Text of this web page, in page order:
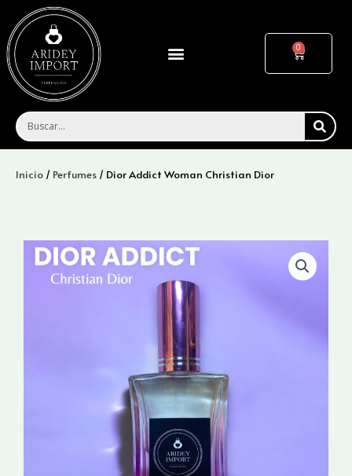
contenido
Menu Cart
Inicio / Perfumes / Dior Addict Woman Christian Dior